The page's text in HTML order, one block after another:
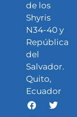
de los
Shyris
N34-40 y
República
del
Salvador.
Quito,
Ecuador